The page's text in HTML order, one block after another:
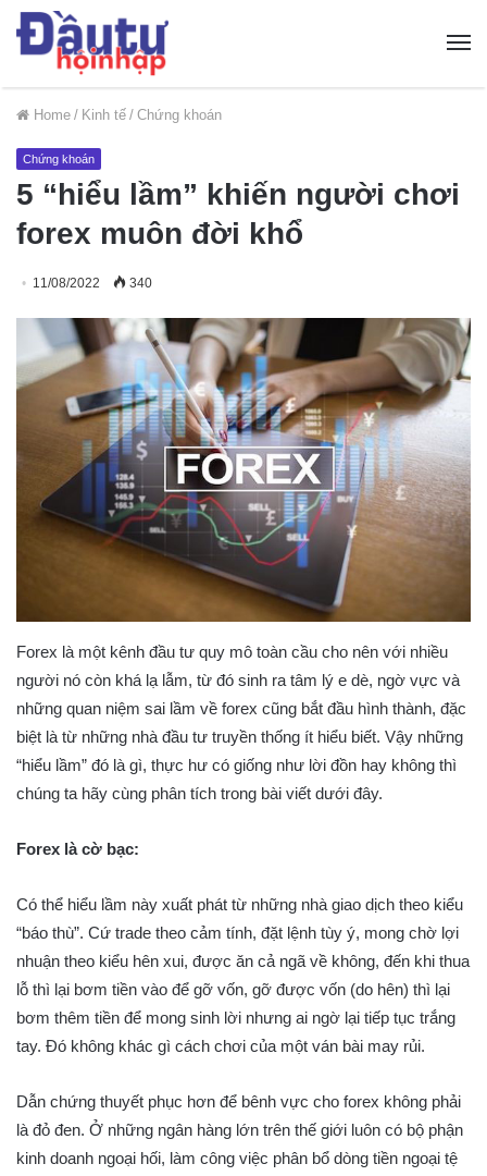
Home / Kinh tế / Chứng khoán
Chứng khoán
5 “hiểu lầm” khiến người chơi
forex muôn đời khổ
11/08/2022 340
Forex là một kênh đầu tư quy mô toàn cầu cho nên với nhiều
người nó còn khá lạ lẫm, từ đó sinh ra tâm lý e dè, ngờ vực và
những quan niệm sai lầm về forex cũng bắt đầu hình thành, đặc
biệt là từ những nhà đầu tư truyền thống ít hiểu biết. Vậy những
“hiểu lầm” đó là gì, thực hư có giống như lời đồn hay không thì
chúng ta hãy cùng phân tích trong bài viết dưới đây.
Forex là cờ bạc:
Có thể hiểu lầm này xuất phát từ những nhà giao dịch theo kiểu
“báo thù”. Cứ trade theo cảm tính, đặt lệnh tùy ý, mong chờ lợi
nhuận theo kiểu hên xui, được ăn cả ngã về không, đến khi thua
lỗ thì lại bơm tiền vào để gỡ vốn, gỡ được vốn (do hên) thì lại
bơm thêm tiền để mong sinh lời nhưng ai ngờ lại tiếp tục trắng
tay. Đó không khác gì cách chơi của một ván bài may rủi.
Dẫn chứng thuyết phục hơn để bênh vực cho forex không phải
là đỏ đen. Ở những ngân hàng lớn trên thế giới luôn có bộ phận
kinh doanh ngoại hối, làm công việc phân bổ dòng tiền ngoại tệ